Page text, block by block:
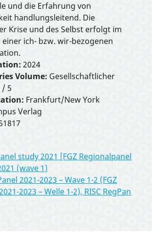
und die Erfahrung von
handlungsleitend. Die
Krise und des Selbst erfolgt im
ich- bzw. wir-bezogenen
2024
Volume: Gesellschaftlicher
/ 5
Frankfurt/New York
Verlag
study 2021 [FGZ Regionalpanel
(wave 1)
2021-2023 – Wave 1-2 (FGZ
2023 – Welle 1-2), RISC RegPan